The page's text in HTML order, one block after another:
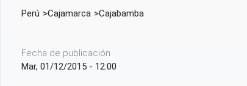
Perú
Cajamarca Cajabamba
Fecha de publicación
Mar, 01/12/2015 - 12:00